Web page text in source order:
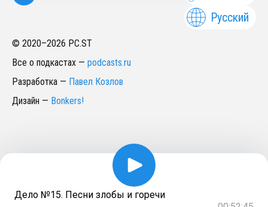
Русский
© 2020–2026 PC.ST
Все о подкастах — podcasts.ru
Разработка — Павел Козлов
Дизайн — Bonkers!
Дело №15. Песни злобы и горечи